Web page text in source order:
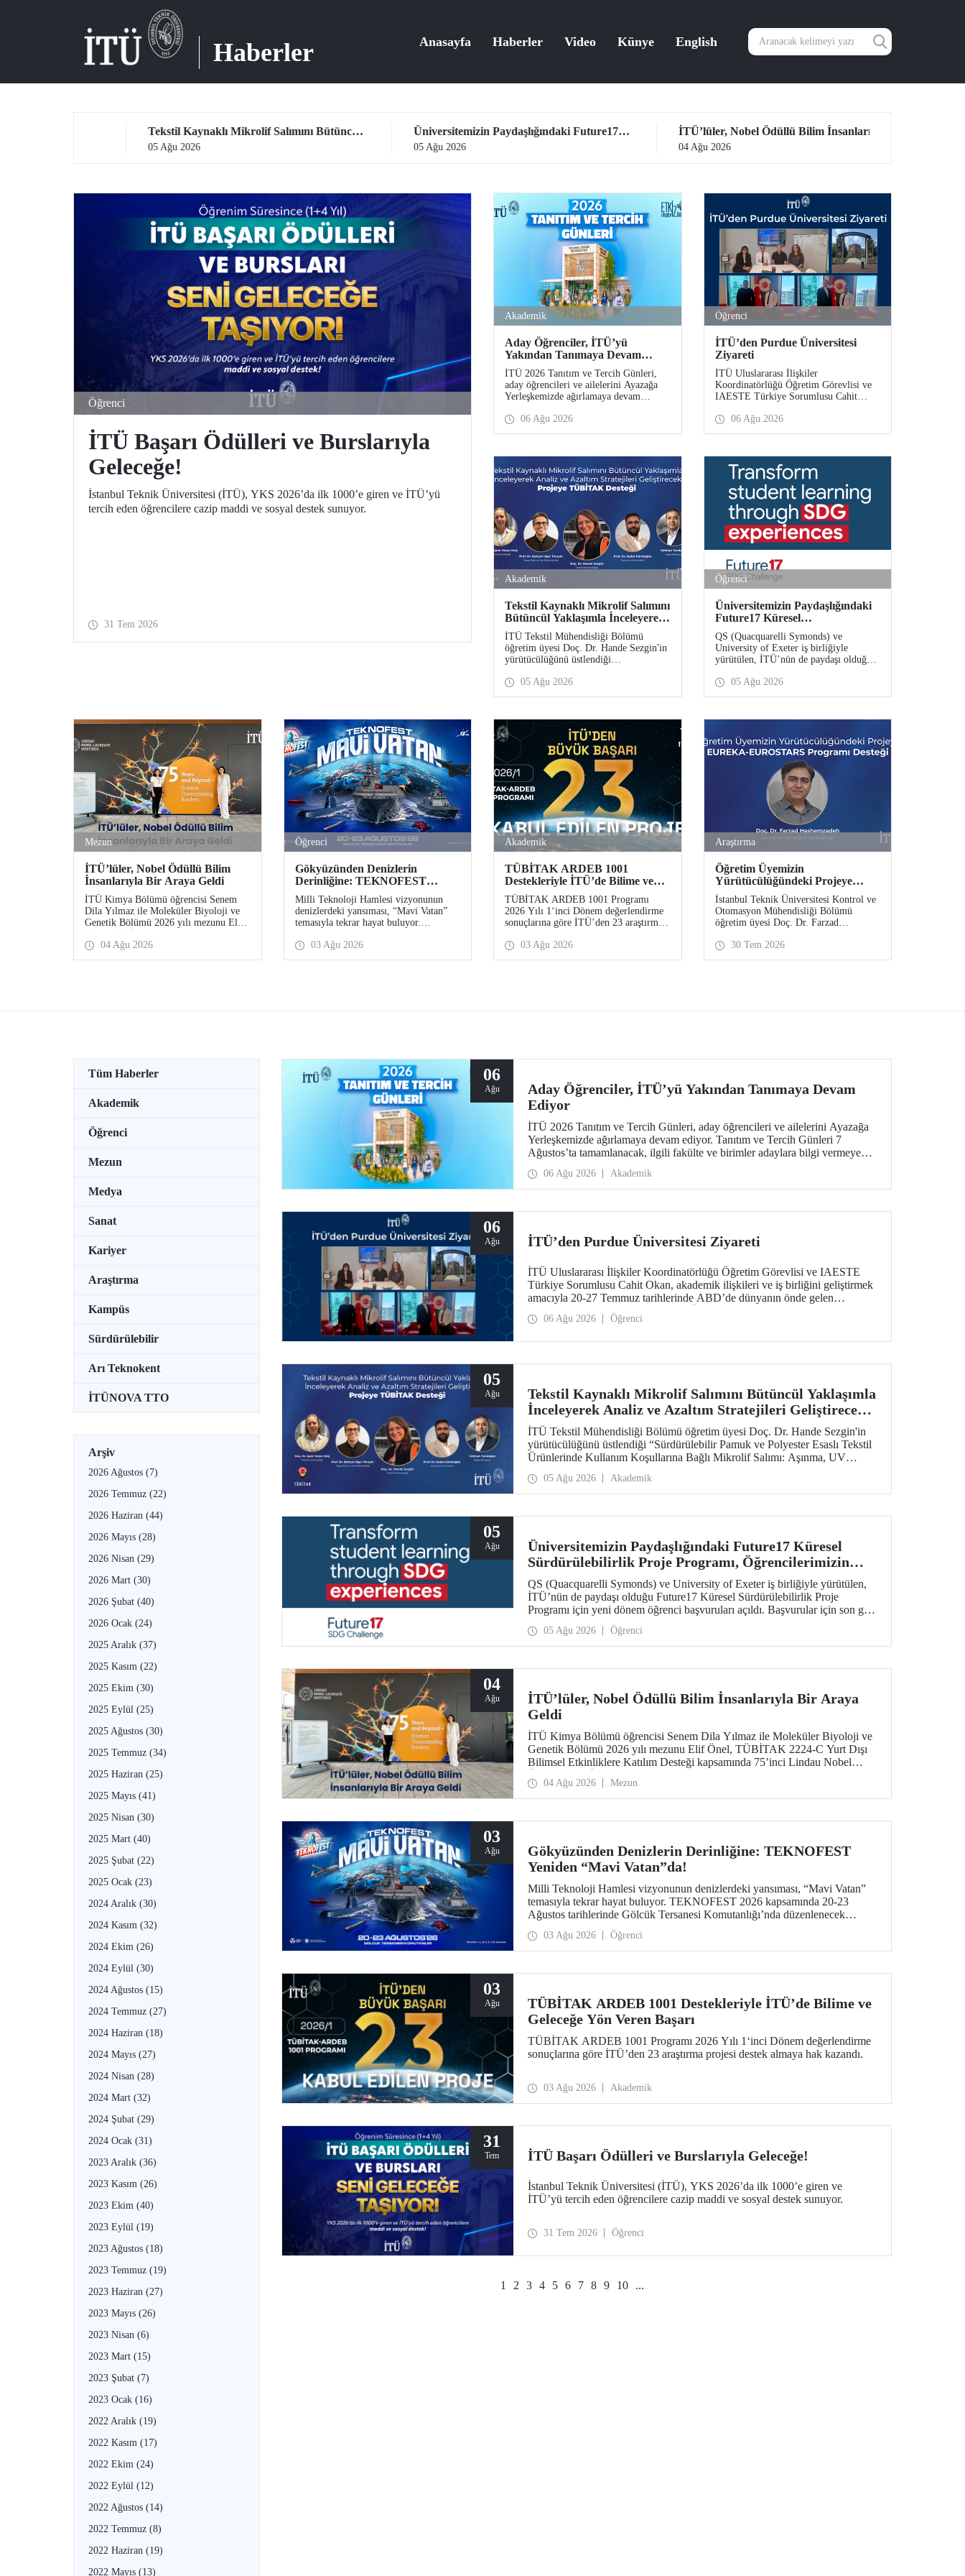
Haberler Anasayfa Haberler Video Künye English
Tekstil Kaynaklı Mikrolif Salımını Bütüncül Yaklaşımla İnceleyerek Analiz ve Azaltım Stratejileri Geliştirecek Projeye TÜBİTAK Desteği
05 Ağu 2026
Üniversitemizin Paydaşlığındaki Future17 Küresel Sürdürülebilirlik Proje Programı, Öğrencilerimizin Başvurularını Bekliyor İTÜ’lüler, Nobel Ödüllü Bilim İnsanlarıyla Bir Araya Geldi
Öğrenci
İTÜ Başarı Ödülleri ve Burslarıyla
Geleceğe!
İstanbul Teknik Üniversitesi (İTÜ), YKS 2026’da ilk 1000’e giren ve İTÜ’yü
tercih eden öğrencilere cazip maddi ve sosyal destek sunuyor.
31 Tem 2026
Akademik
Aday Öğrenciler, İTÜ’yü
Yakından Tanımaya Devam
Ediyor
İTÜ 2026 Tanıtım ve Tercih Günleri,
aday öğrencileri ve ailelerini Ayazağa
Yerleşkemizde ağırlamaya devam
Ağustos’ta tamamlanacak, ilgili fakülte
ve birimler adaylara bilgi vermeye
06 Ağu 2026
Öğrenci
İTÜ’den Purdue Üniversitesi
Ziyareti
İTÜ Uluslararası İlişkiler
Koordinatörlüğü Öğretim Görevlisi ve
IAESTE Türkiye Sorumlusu Cahit
geliştirmek amacıyla 20-27 Temmuz
tarihlerinde ABD’de dünyanın önde
Purdue Üniversitesi başta olmak üzere
bir dizi ziyarette bulundu.
06 Ağu 2026
Akademik
Tekstil Kaynaklı Mikrolif Salımını
Bütüncül Yaklaşımla İnceleyerek
Analiz ve Azaltım Stratejileri
Geliştirecek Projeye TÜBİTAK
Desteği
İTÜ Tekstil Mühendisliği Bölümü
öğretim üyesi Doç. Dr. Hande Sezgin'in
yürütücülüğünü üstlendiği
Esaslı Tekstil Ürünlerinde Kullanım
Koşullarına Bağlı Mikrolif Salımı:
Döngülerinin Bütünsel Analizi ve
Azaltım Stratejilerinin Geliştirilmesi”
başlıklı proje, TÜBİTAK 2515 – COST
Aksiyon Üyeleri Ar-Ge Destek
Programı kapsamında desteklenmeye
hak kazandı.
05 Ağu 2026
Öğrenci
Üniversitemizin Paydaşlığındaki
Future17 Küresel
Sürdürülebilirlik Proje Programı,
Öğrencilerimizin Başvurularını
Bekliyor
QS (Quacquarelli Symonds) ve
University of Exeter iş birliğiyle
yürütülen, İTÜ’nün de paydaşı olduğu
Proje Programı için yeni dönem öğrenci
başvuruları açıldı. Başvurular için son
05 Ağu 2026
Mezun
İTÜ’lüler, Nobel Ödüllü Bilim
İnsanlarıyla Bir Araya Geldi
İTÜ Kimya Bölümü öğrencisi Senem
Dila Yılmaz ile Moleküler Biyoloji ve
Genetik Bölümü 2026 yılı mezunu Elif
Bilimsel Etkinliklere Katılım Desteği
kapsamında 75’inci Lindau Nobel
04 Ağu 2026
Öğrenci
Gökyüzünden Denizlerin
Derinliğine: TEKNOFEST
Yeniden “Mavi Vatan”da!
Milli Teknoloji Hamlesi vizyonunun
denizlerdeki yansıması, “Mavi Vatan”
temasıyla tekrar hayat buluyor.
Ağustos tarihlerinde Gölcük Tersanesi
Komutanlığı’nda düzenlenecek
03 Ağu 2026
Akademik
TÜBİTAK ARDEB 1001
Destekleriyle İTÜ’de Bilime ve
Geleceğe Yön Veren Başarı
TÜBİTAK ARDEB 1001 Programı
2026 Yılı 1‘inci Dönem değerlendirme
sonuçlarına göre İTÜ’den 23 araştırma
03 Ağu 2026
Araştırma
Öğretim Üyemizin
Yürütücülüğündeki Projeye
EUREKA-EUROSTARS
Programı Desteği
İstanbul Teknik Üniversitesi Kontrol ve
Otomasyon Mühendisliği Bölümü
öğretim üyesi Doç. Dr. Farzad
yaptığı “Quantum-Driven Resilient
Power Systems: Revolutionizing Energy
30 Tem 2026
Tüm Haberler
Akademik
Öğrenci
Mezun
Medya
Sanat
Kariyer
Araştırma
Kampüs
Sürdürülebilir
Arı Teknokent
İTÜNOVA TTO
Arşiv
2026 Ağustos (7)
2026 Temmuz (22)
2026 Haziran (44)
2026 Mayıs (28)
2026 Nisan (29)
2026 Mart (30)
2026 Şubat (40)
2026 Ocak (24)
2025 Aralık (37)
2025 Kasım (22)
2025 Ekim (30)
2025 Eylül (25)
2025 Ağustos (30)
2025 Temmuz (34)
2025 Haziran (25)
2025 Mayıs (41)
2025 Nisan (30)
2025 Mart (40)
2025 Şubat (22)
2025 Ocak (23)
2024 Aralık (30)
2024 Kasım (32)
2024 Ekim (26)
2024 Eylül (30)
2024 Ağustos (15)
2024 Temmuz (27)
2024 Haziran (18)
2024 Mayıs (27)
2024 Nisan (28)
2024 Mart (32)
2024 Şubat (29)
2024 Ocak (31)
2023 Aralık (36)
2023 Kasım (26)
2023 Ekim (40)
2023 Eylül (19)
2023 Ağustos (18)
2023 Temmuz (19)
2023 Haziran (27)
2023 Mayıs (26)
2023 Nisan (6)
2023 Mart (15)
2023 Şubat (7)
2023 Ocak (16)
2022 Aralık (19)
2022 Kasım (17)
2022 Ekim (24)
2022 Eylül (12)
2022 Ağustos (14)
2022 Temmuz (8)
2022 Haziran (19)
2022 Mayıs (13)
06
Ağu
Aday Öğrenciler, İTÜ’yü Yakından Tanımaya Devam
Ediyor
İTÜ 2026 Tanıtım ve Tercih Günleri, aday öğrencileri ve ailelerini Ayazağa
Yerleşkemizde ağırlamaya devam ediyor. Tanıtım ve Tercih Günleri 7
Ağustos’ta tamamlanacak, ilgili fakülte ve birimler adaylara bilgi vermeye
06 Ağu 2026 Akademik
06
Ağu İTÜ’den Purdue Üniversitesi Ziyareti
İTÜ Uluslararası İlişkiler Koordinatörlüğü Öğretim Görevlisi ve IAESTE
Türkiye Sorumlusu Cahit Okan, akademik ilişkileri ve iş birliğini geliştirmek
amacıyla 20-27 Temmuz tarihlerinde ABD’de dünyanın önde gelen
araştırma üniversitelerinden Purdue Üniversitesi başta olmak üzere bir dizi
ziyarette bulundu.
06 Ağu 2026 Öğrenci
05
Ağu
Tekstil Kaynaklı Mikrolif Salımını Bütüncül Yaklaşımla
İnceleyerek Analiz ve Azaltım Stratejileri Geliştirecek
Projeye TÜBİTAK Desteği
İTÜ Tekstil Mühendisliği Bölümü öğretim üyesi Doç. Dr. Hande Sezgin'in
yürütücülüğünü üstlendiği “Sürdürülebilir Pamuk ve Polyester Esaslı Tekstil
Ürünlerinde Kullanım Koşullarına Bağlı Mikrolif Salımı: Aşınma, UV
Stratejilerinin Geliştirilmesi” başlıklı proje, TÜBİTAK 2515 – COST
Aksiyon Üyeleri Ar-Ge Destek Programı kapsamında desteklenmeye hak
05 Ağu 2026 Akademik
05
Ağu
Üniversitemizin Paydaşlığındaki Future17 Küresel
Sürdürülebilirlik Proje Programı, Öğrencilerimizin
Başvurularını Bekliyor
QS (Quacquarelli Symonds) ve University of Exeter iş birliğiyle yürütülen,
İTÜ’nün de paydaşı olduğu Future17 Küresel Sürdürülebilirlik Proje
Programı için yeni dönem öğrenci başvuruları açıldı. Başvurular için son gün
05 Ağu 2026 Öğrenci
04
Ağu
İTÜ’lüler, Nobel Ödüllü Bilim İnsanlarıyla Bir Araya
Geldi
İTÜ Kimya Bölümü öğrencisi Senem Dila Yılmaz ile Moleküler Biyoloji ve
Genetik Bölümü 2026 yılı mezunu Elif Önel, TÜBİTAK 2224-C Yurt Dışı
Bilimsel Etkinliklere Katılım Desteği kapsamında 75’inci Lindau Nobel
04 Ağu 2026 Mezun
03
Ağu
Gökyüzünden Denizlerin Derinliğine: TEKNOFEST
Yeniden “Mavi Vatan”da!
Milli Teknoloji Hamlesi vizyonunun denizlerdeki yansıması, “Mavi Vatan”
temasıyla tekrar hayat buluyor. TEKNOFEST 2026 kapsamında 20-23
Ağustos tarihlerinde Gölcük Tersanesi Komutanlığı’nda düzenlenecek
TEKNOFEST Mavi Vatan, denizcilik ve su altı teknolojilerinin ön plana
çıkacağı özel bir etkinlik olarak teknoloji tutkunlarını bir araya getirecek.
03 Ağu 2026 Öğrenci
03
Ağu
TÜBİTAK ARDEB 1001 Destekleriyle İTÜ’de Bilime ve
Geleceğe Yön Veren Başarı
TÜBİTAK ARDEB 1001 Programı 2026 Yılı 1‘inci Dönem değerlendirme
sonuçlarına göre İTÜ’den 23 araştırma projesi destek almaya hak kazandı.
03 Ağu 2026 Akademik
31
Tem İTÜ Başarı Ödülleri ve Burslarıyla Geleceğe!
İstanbul Teknik Üniversitesi (İTÜ), YKS 2026’da ilk 1000’e giren ve
İTÜ’yü tercih eden öğrencilere cazip maddi ve sosyal destek sunuyor.
31 Tem 2026 Öğrenci
1 2 3 4 5 6 7 8 9 10 ...